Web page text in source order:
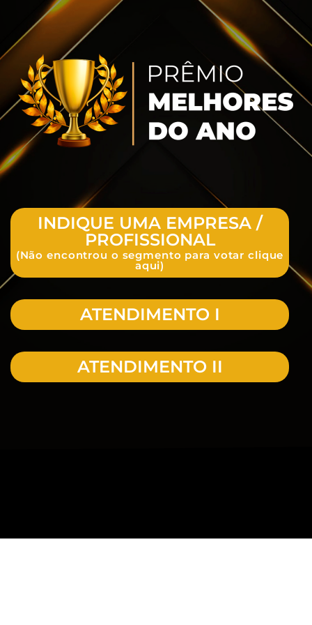
INDIQUE UMA EMPRESA /
PROFISSIONAL
(Não encontrou o segmento para votar clique
aqui)
ATENDIMENTO I
ATENDIMENTO II